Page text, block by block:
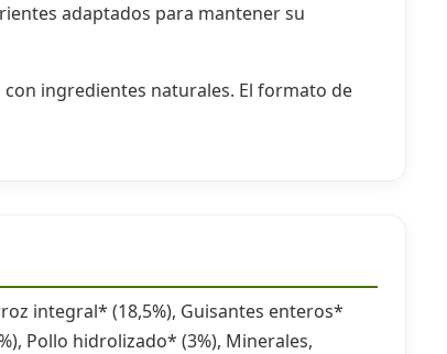
adaptados para mantener su
ingredientes naturales. El formato de
integral* (18,5%), Guisantes enteros*
Pollo hidrolizado* (3%), Minerales,